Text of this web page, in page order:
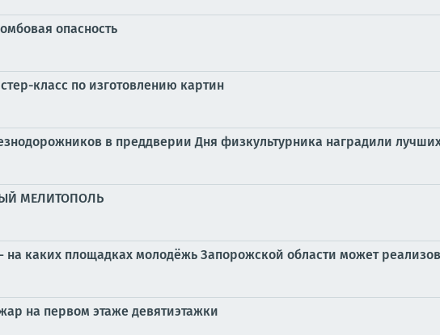
опасность
класс по изготовлению картин
в преддверии Дня физкультурника наградили
МЕЛИТОПОЛЬ
на каких площадках молодёжь Запорожской области может
на первом этаже девятиэтажки